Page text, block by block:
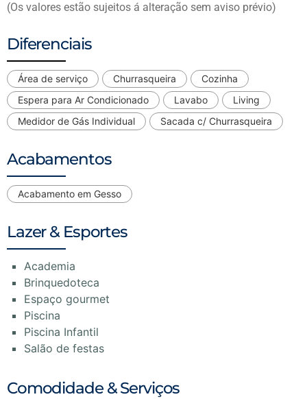
(Os valores estão sujeitos á alteração sem aviso prévio)
Diferenciais
Área de serviço Churrasqueira
Cozinha
Espera para Ar Condicionado
Lavabo
Living
Medidor de Gás Individual
Sacada c/ Churrasqueira
Acabamentos
Acabamento em Gesso
Lazer & Esportes
Academia
Brinquedoteca
Espaço gourmet
Piscina
Piscina Infantil
Salão de festas
Comodidade & Serviços